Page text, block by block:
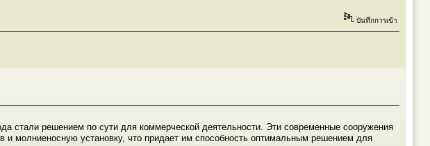
บันทึกการเข้า
стали решением по сути для коммерческой деятельности. Эти современные сооружения
и молниеносную установку, что придает им способность оптимальным решением для